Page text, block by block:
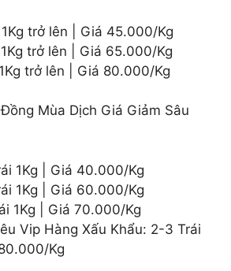
trở lên | Giá 45.000/Kg
trở lên | Giá 65.000/Kg
trở lên | Giá 80.000/Kg
Mùa Dịch Giá Giảm Sâu
1Kg | Giá 40.000/Kg
1Kg | Giá 60.000/Kg
1Kg | Giá 70.000/Kg
Vip Hàng Xấu Khẩu: 2-3 Trái
Kg